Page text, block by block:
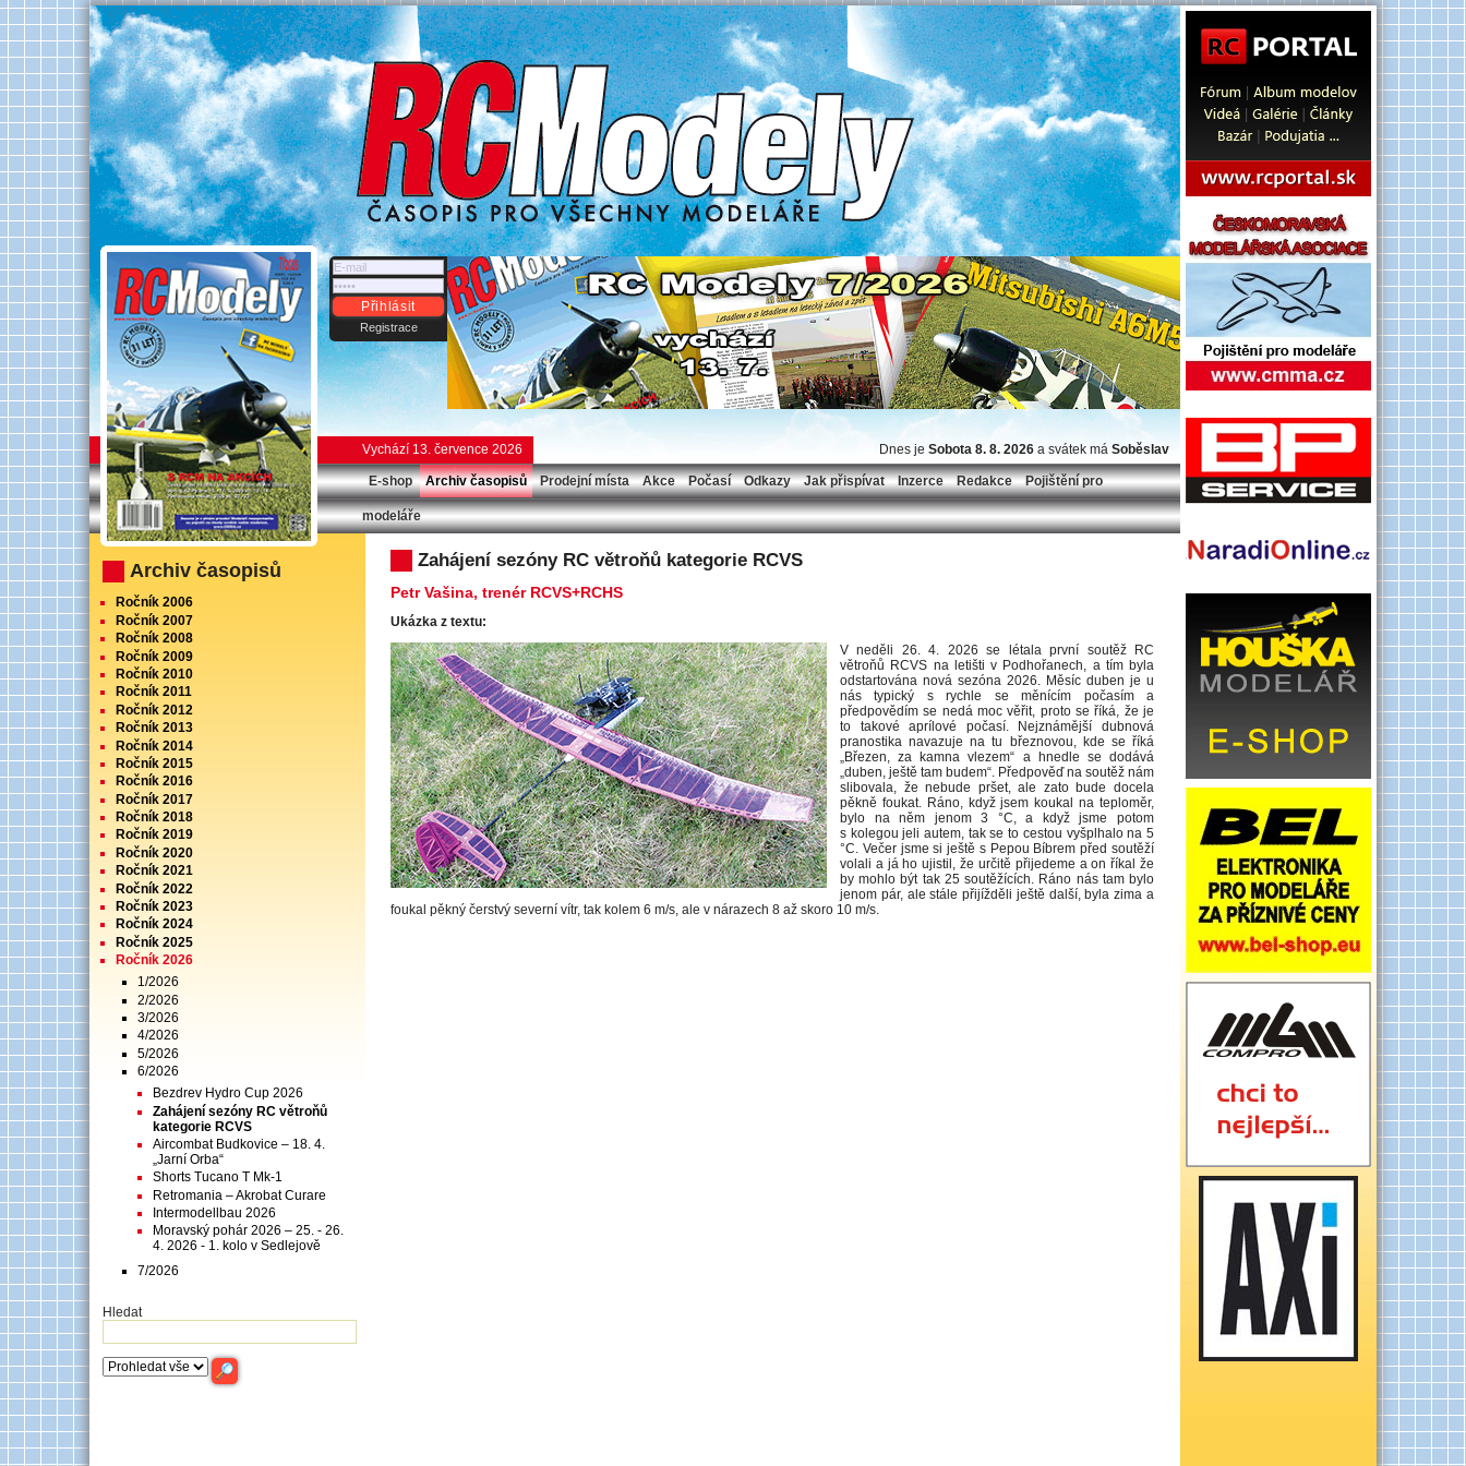
Přihlásit
Registrace
Vychází 13. července 2026 Dnes je Sobota 8. 8. 2026 a svátek má Soběslav
Archiv časopisů
Ročník 2006
Ročník 2007
Ročník 2008
Ročník 2009
Ročník 2010
Ročník 2011
Ročník 2012
Ročník 2013
Ročník 2014
Ročník 2015
Ročník 2016
Ročník 2017
Ročník 2018
Ročník 2019
Ročník 2020
Ročník 2021
Ročník 2022
Ročník 2023
Ročník 2024
Ročník 2025
Ročník 2026
1/2026
2/2026
3/2026
4/2026
5/2026
6/2026
Bezdrev Hydro Cup 2026
Zahájení sezóny RC větroňů
kategorie RCVS
Aircombat Budkovice – 18. 4.
„Jarní Orba“
Shorts Tucano T Mk-1
Retromania – Akrobat Curare
Intermodellbau 2026
Moravský pohár 2026 – 25. - 26.
4. 2026 - 1. kolo v Sedlejově
7/2026
Hledat
RC Modely 6/2026 článek 2
Zahájení sezóny RC větroňů kategorie RCVS
Petr Vašina, trenér RCVS+RCHS
Ukázka z textu:
V neděli 26. 4. 2026 se létala první soutěž RC
větroňů RCVS na letišti v Podhořanech, a tím byla
odstartována nová sezóna 2026. Měsíc duben je u
nás typický s rychle se měnícím počasím a
předpovědím se nedá moc věřit, proto se říká, že je
to takové aprílové počasí. Nejznámější dubnová
pranostika navazuje na tu březnovou, kde se říká
„Březen, za kamna vlezem“ a hnedle se dodává
„duben, ještě tam budem“. Předpověď na soutěž nám
slibovala, že nebude pršet, ale zato bude docela
pěkně foukat. Ráno, když jsem koukal na teploměr,
bylo na něm jenom 3 °C, a když jsme potom
s kolegou jeli autem, tak se to cestou vyšplhalo na 5
°C. Večer jsme si ještě s Pepou Bíbrem před soutěží
volali a já ho ujistil, že určitě přijedeme a on říkal že
by mohlo být tak 25 soutěžících. Ráno nás tam bylo
jenom pár, ale stále přijížděli ještě další, byla zima a
foukal pěkný čerstvý severní vítr, tak kolem 6 m/s, ale v nárazech 8 až skoro 10 m/s.
E-shop Archiv časopisů Prodejní místa Akce Počasí Odkazy Jak přispívat Inzerce Redakce Pojištění pro
modeláře